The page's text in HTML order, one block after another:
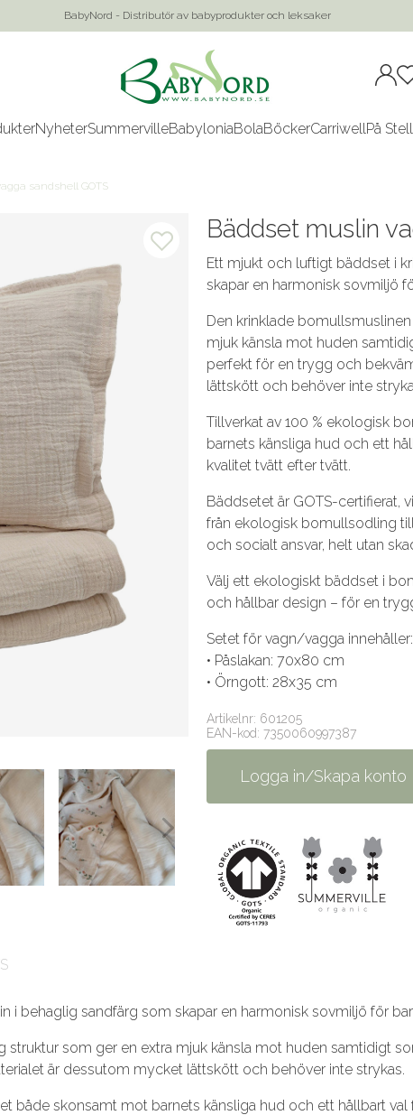
BabyNord - Distributör av babyprodukter och leksaker
NyheterSummervilleBabyloniaBolaBöckerCarriwellPå Stell
sandshell GOTS
Bäddset muslin
Ett mjukt och luftigt bäddset i
skapar en harmonisk sovmiljö
Den krinklade
mjuk känsla mot huden
perfekt för en trygg och
lättskött och behöver inte
Tillverkat av 100 % ekologisk
barnets känsliga hud och ett
kvalitet tvätt efter tvätt.
Bäddsetet är GOTS-certifierat,
från ekologisk bomullsodling
och socialt ansvar, helt utan
Välj ett ekologiskt bäddset i
och hållbar design – för en
Setet för vagn/vagga innehåller:
• Påslakan: 70x80 cm
• Örngott: 28x35 cm
Artikelnr: 601205
EAN-kod: 7350060997387
Logga in/Skapa konto
behaglig sandfärg som skapar en harmonisk sovmiljö för
som ger en extra mjuk känsla mot huden samtidigt
är dessutom mycket lättskött och behöver inte strykas.
både skonsamt mot barnets känsliga hud och ett hållbart